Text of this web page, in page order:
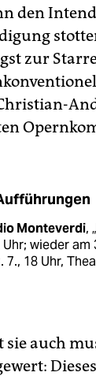
den
zur
Monteverdi,
Uhr; wieder am
7., 18 Uhr,
auch